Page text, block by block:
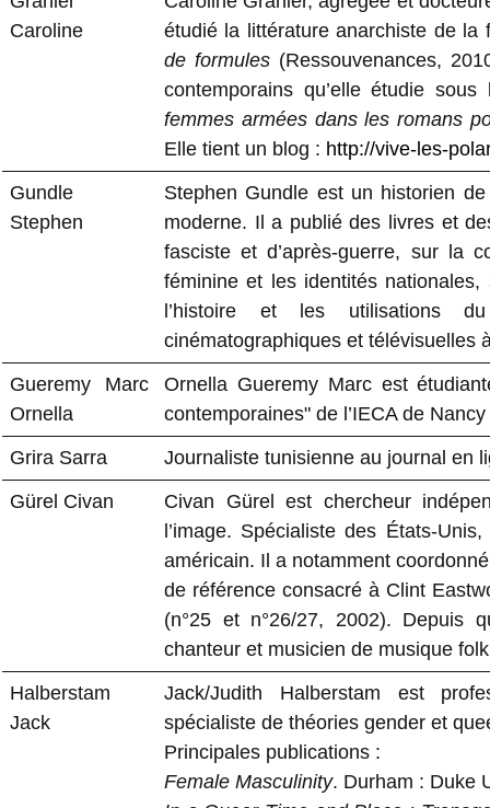
Caroline
étudié la littérature anarchiste de
de formules(Ressouvenances,
contemporains qu’elle étudie
femmes armées dans les romans
Elle tient un blog : http://vive-les-
Gundle
Stephen
Stephen Gundle est un historien
moderne. Il a publié des livres et
fasciste et d’après-guerre, sur la
féminine et les identités nationales,
l’histoire et les utilisations
cinématographiques et télévisuelles
Gueremy Marc
Ornella
Ornella Gueremy Marc est
contemporaines" de l’IECA de Nancy
Grira Sarra
Journaliste tunisienne au journal en
Gürel Civan
Civan Gürel est chercheur
l’image. Spécialiste des États-
américain. Il a notamment
de référence consacré à Clint
(n°25 et n°26/27, 2002). Depuis
chanteur et musicien de musique
Halberstam
Jack
Jack/Judith Halberstam est
spécialiste de théories gender et
Principales publications :
Female Masculinity. Durham : Duke